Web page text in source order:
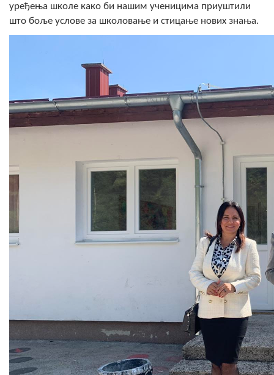
Активности
Јавни позиви
Обавјештења
Заштита од пожара
COVID 19
ФИНАНСИЈЕ
ПРИВРЕДА
Пољопривреда
Туризам
ЦИВИЛНА ЗАШТИТА
КОНТАКТ
уређења школе како би нашим ученицима приуштили
што боље услове за школовање и стицање нових знања.